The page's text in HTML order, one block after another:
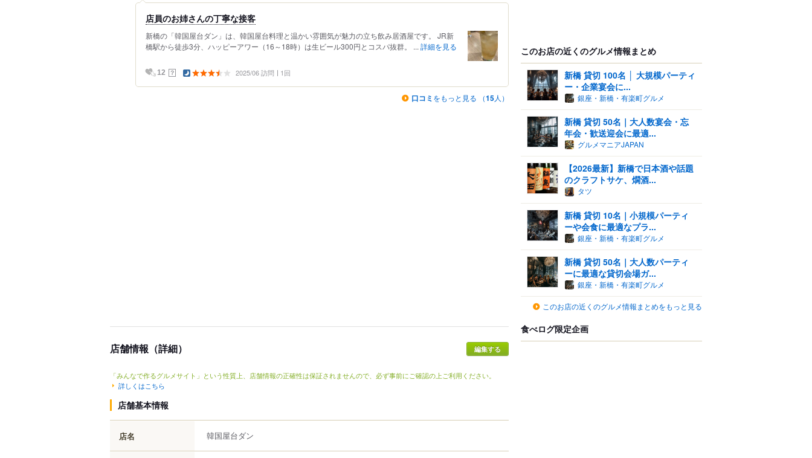
店員のお姉さんの丁寧な接客
新橋の「韓国屋台ダン」は、韓国屋台料理と温かい雰囲気が魅力の立ち飲み居酒屋です。 JR新
橋駅から徒歩3分、ハッピーアワー（16～18時）は生ビール300円とコスパ抜群。 ... 詳細を見る
12 ？ 2025/06 訪問 1回
口コミ をもっと見る （15人）
店舗情報（詳細）
「みんなで作るグルメサイト」という性質上、店舗情報の正確性は保証されませんので、必ず事前にご確認の上ご利用ください。
詳しくはこちら
店舗基本情報
店名 韓国屋台ダン
このお店の近くのグルメ情報まとめ
新橋 貸切 100名 │ 大規模パーティ
ー・企業宴会に...
銀座・新橋・有楽町グルメ
新橋 貸切 50名｜大人数宴会・忘
年会・歓送迎会に最適...
グルメマニアJAPAN
【2026最新】新橋で日本酒や話題
のクラフトサケ、燗酒...
タツ
新橋 貸切 10名｜小規模パーティ
ーや会食に最適なプラ...
銀座・新橋・有楽町グルメ
新橋 貸切 50名｜大人数パーティ
ーに最適な貸切会場ガ...
銀座・新橋・有楽町グルメ
このお店の近くのグルメ情報まとめをもっと見る
食べログ限定企画